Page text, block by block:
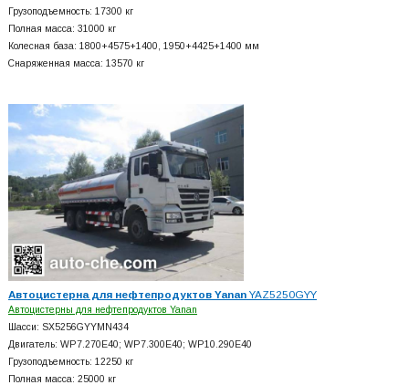
Грузоподъемность: 17300 кг
Полная масса: 31000 кг
Колесная база: 1800+4575+1400, 1950+4425+1400 мм
Снаряженная масса: 13570 кг
Автоцистерна для нефтепродуктов YananYAZ5250GYY
Автоцистерны для нефтепродуктов Yanan
Шасси: SX5256GYYMN434
Двигатель: WP7.270E40; WP7.300E40; WP10.290E40
Грузоподъемность: 12250 кг
Полная масса: 25000 кг